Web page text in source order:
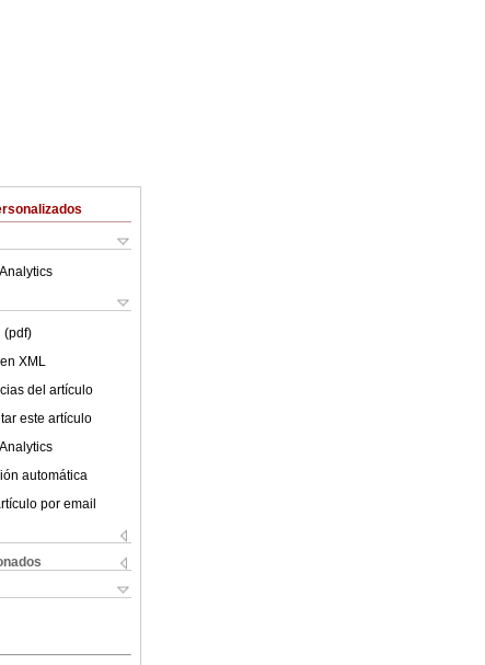
(pdf)
XML
del artículo
este artículo
automática
por email